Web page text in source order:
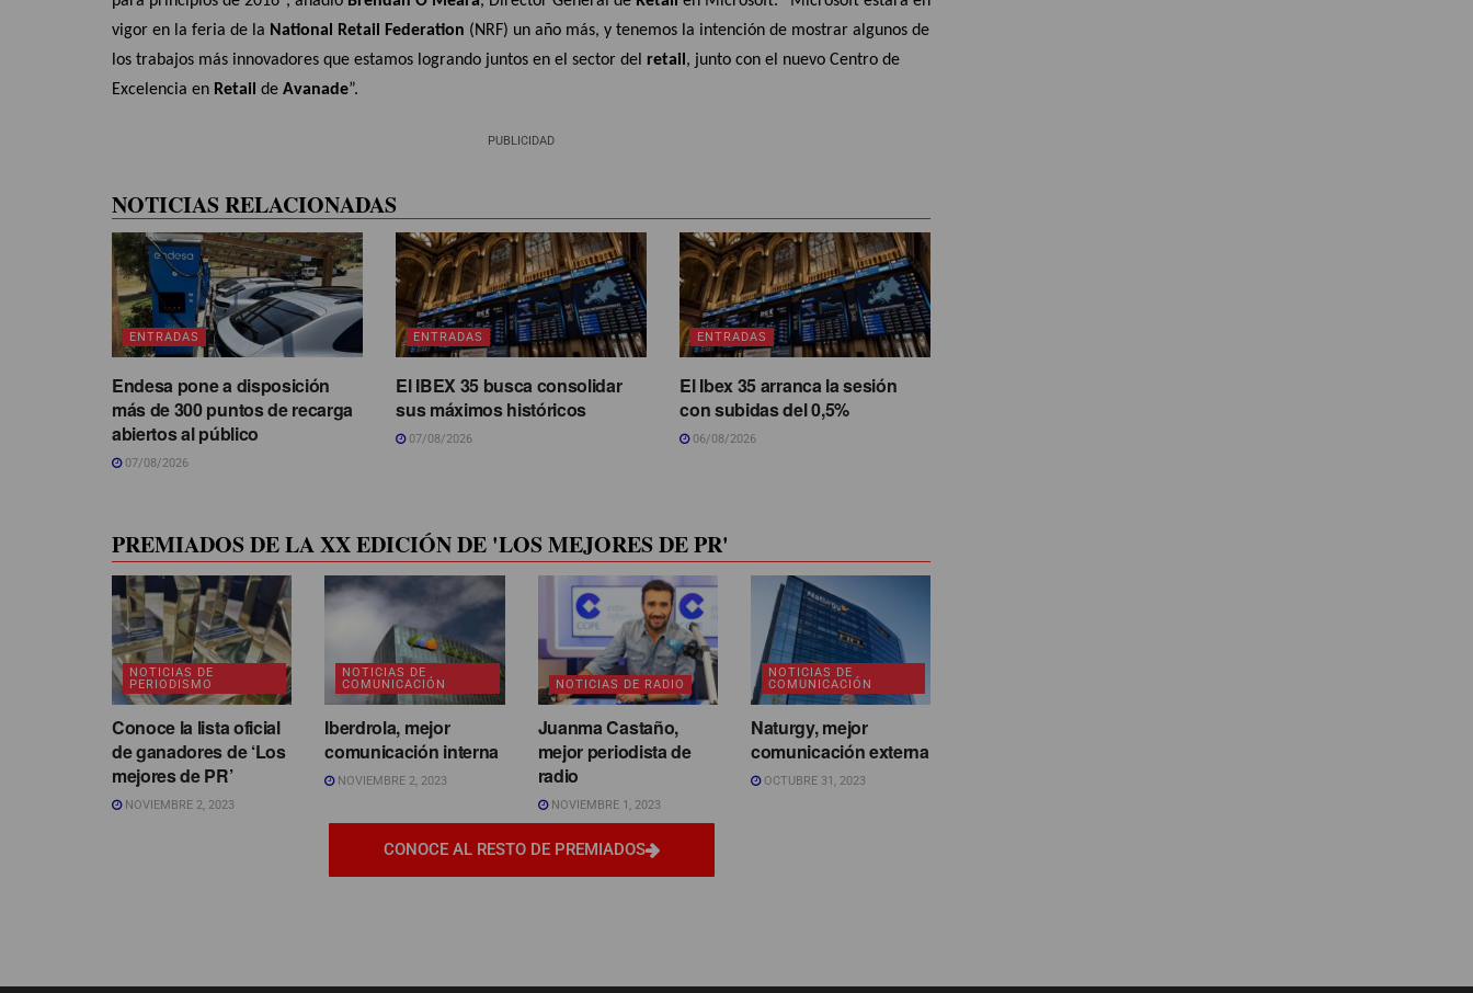
vigor en la feria de la National Retail Federation (NRF) un año más, y tenemos la intención de mostrar algunos de
los trabajos más innovadores que estamos logrando juntos en el sector del retail , junto con el nuevo Centro de
Excelencia en Retail de Avanade”.
PUBLICIDAD
NOTICIAS RELACIONADAS
ENTRADAS
Endesa pone a disposición
más de 300 puntos de recarga
abiertos al público
07/08/2026
ENTRADAS
El IBEX 35 busca consolidar
sus máximos históricos
07/08/2026
ENTRADAS
El Ibex 35 arranca la sesión
con subidas del 0,5%
06/08/2026
PREMIADOS DE LA XX EDICIÓN DE 'LOS MEJORES DE PR'
NOTICIAS DE
PERIODISMO
Conoce la lista oficial
de ganadores de ‘Los
mejores de PR’
NOVIEMBRE 2, 2023
NOTICIAS DE
COMUNICACIÓN
Iberdrola, mejor
comunicación interna
NOVIEMBRE 2, 2023
NOTICIAS DE RADIO
Juanma Castaño,
mejor periodista de
radio
NOVIEMBRE 1, 2023
NOTICIAS DE
COMUNICACIÓN
Naturgy, mejor
comunicación externa
OCTUBRE 31, 2023
CONOCE AL RESTO DE PREMIADOS